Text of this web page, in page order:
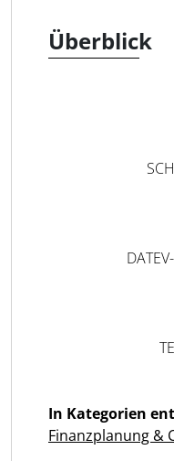
Überblick
In Kategorien
Finanzplanung &